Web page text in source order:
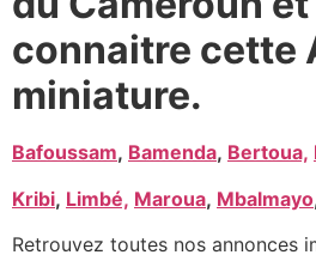
connaitre cette
miniature.
Bafoussam, Bamenda, Bertoua,
Kribi, Limbé, Maroua, Mbalmayo
Retrouvez toutes nos annonces